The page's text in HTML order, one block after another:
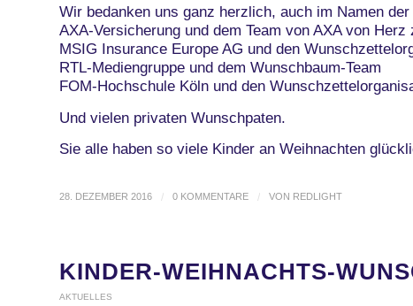
Wir bedanken uns ganz herzlich, auch im Namen
AXA-Versicherung und dem Team von AXA von Herz
MSIG Insurance Europe AG und den
RTL-Mediengruppe und dem Wunschbaum-Team
FOM-Hochschule Köln und den
Und vielen privaten Wunschpaten.
Sie alle haben so viele Kinder an Weihnachten
28. DEZEMBER 2016 / 0 KOMMENTARE / VON REDLIGHT
KINDER-WEIHNACHTS-
AKTUELLES